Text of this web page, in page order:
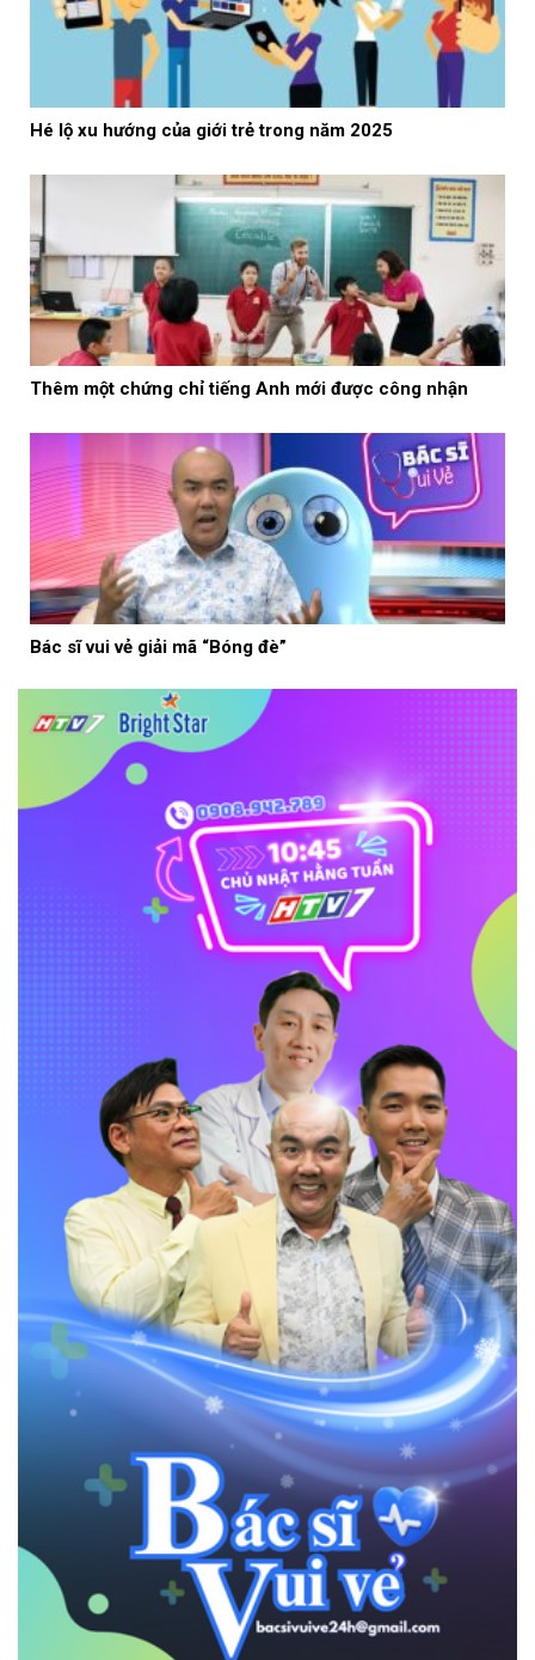
Hé lộ xu hướng của giới trẻ trong năm 2025
Thêm một chứng chỉ tiếng Anh mới được công nhận
Bác sĩ vui vẻ giải mã “Bóng đè”